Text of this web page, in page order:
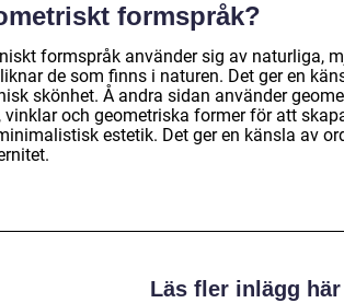
formspråk?
formspråk använder sig av naturliga,
de som finns i naturen. Det ger en
skönhet. Å andra sidan använder
vinklar och geometriska former för att
estetik. Det ger en känsla av
Läs fler inlägg här